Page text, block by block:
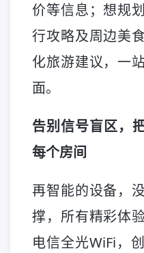
价等信息；想规
行攻略及周边美
化旅游建议，一
面。
告别信号盲区，
每个房间
再智能的设备，
撑，所有精彩体
电信全光WiFi，